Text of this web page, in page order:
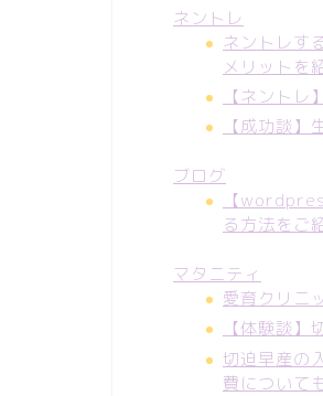
ネントレ
ネントレす
メリットを
【ネント
【成功談
ブログ
【
る方法をご
マタニティ
愛育クリニ
【体験談
切迫早産の
費について